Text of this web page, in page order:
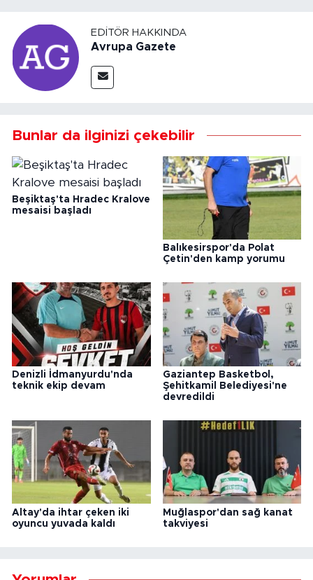
EDITÖR HAKKINDA
Avrupa Gazete
Bunlar da ilginizi çekebilir
Beşiktaş'ta Hradec Kralove
mesaisi başladı
Balıkesirspor'da Polat
Çetin'den kamp yorumu
Denizli İdmanyurdu'nda
teknik ekip devam
Gaziantep Basketbol,
Şehitkamil Belediyesi'ne
devredildi
Altay'da ihtar çeken iki
oyuncu yuvada kaldı
Muğlaspor'dan sağ kanat
takviyesi